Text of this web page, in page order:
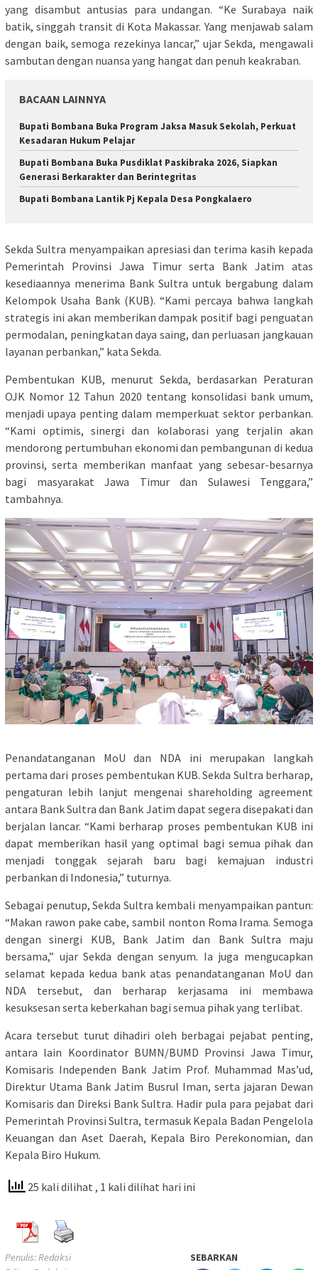
yang disambut antusias para undangan. “Ke Surabaya naik
batik, singgah transit di Kota Makassar. Yang menjawab salam
dengan baik, semoga rezekinya lancar,” ujar Sekda, mengawali
sambutan dengan nuansa yang hangat dan penuh keakraban.
BACAAN LAINNYA
Bupati Bombana Buka Program Jaksa Masuk Sekolah, Perkuat
Kesadaran Hukum Pelajar
Bupati Bombana Buka Pusdiklat Paskibraka 2026, Siapkan
Generasi Berkarakter dan Berintegritas
Bupati Bombana Lantik Pj Kepala Desa Pongkalaero
Sekda Sultra menyampaikan apresiasi dan terima kasih kepada
Pemerintah Provinsi Jawa Timur serta Bank Jatim atas
kesediaannya menerima Bank Sultra untuk bergabung dalam
Kelompok Usaha Bank (KUB). “Kami percaya bahwa langkah
strategis ini akan memberikan dampak positif bagi penguatan
permodalan, peningkatan daya saing, dan perluasan jangkauan
layanan perbankan,” kata Sekda.
Pembentukan KUB, menurut Sekda, berdasarkan Peraturan
OJK Nomor 12 Tahun 2020 tentang konsolidasi bank umum,
menjadi upaya penting dalam memperkuat sektor perbankan.
“Kami optimis, sinergi dan kolaborasi yang terjalin akan
mendorong pertumbuhan ekonomi dan pembangunan di kedua
provinsi, serta memberikan manfaat yang sebesar-besarnya
bagi masyarakat Jawa Timur dan Sulawesi Tenggara,”
tambahnya.
Penandatanganan MoU dan NDA ini merupakan langkah
pertama dari proses pembentukan KUB. Sekda Sultra berharap,
pengaturan lebih lanjut mengenai shareholding agreement
antara Bank Sultra dan Bank Jatim dapat segera disepakati dan
berjalan lancar. “Kami berharap proses pembentukan KUB ini
dapat memberikan hasil yang optimal bagi semua pihak dan
menjadi tonggak sejarah baru bagi kemajuan industri
perbankan di Indonesia,” tuturnya.
Sebagai penutup, Sekda Sultra kembali menyampaikan pantun:
“Makan rawon pake cabe, sambil nonton Roma Irama. Semoga
dengan sinergi KUB, Bank Jatim dan Bank Sultra maju
bersama,” ujar Sekda dengan senyum. Ia juga mengucapkan
selamat kepada kedua bank atas penandatanganan MoU dan
NDA tersebut, dan berharap kerjasama ini membawa
kesuksesan serta keberkahan bagi semua pihak yang terlibat.
Acara tersebut turut dihadiri oleh berbagai pejabat penting,
antara lain Koordinator BUMN/BUMD Provinsi Jawa Timur,
Komisaris Independen Bank Jatim Prof. Muhammad Mas’ud,
Direktur Utama Bank Jatim Busrul Iman, serta jajaran Dewan
Komisaris dan Direksi Bank Sultra. Hadir pula para pejabat dari
Pemerintah Provinsi Sultra, termasuk Kepala Badan Pengelola
Keuangan dan Aset Daerah, Kepala Biro Perekonomian, dan
Kepala Biro Hukum.
25 kali dilihat , 1 kali dilihat hari ini
Penulis: Redaksi
SEBARKAN